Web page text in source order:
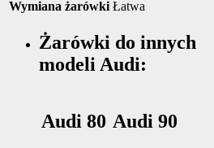
Wymiana żarówki Łatwa
Żarówki do innych
modeli Audi:
Audi 80 Audi 90